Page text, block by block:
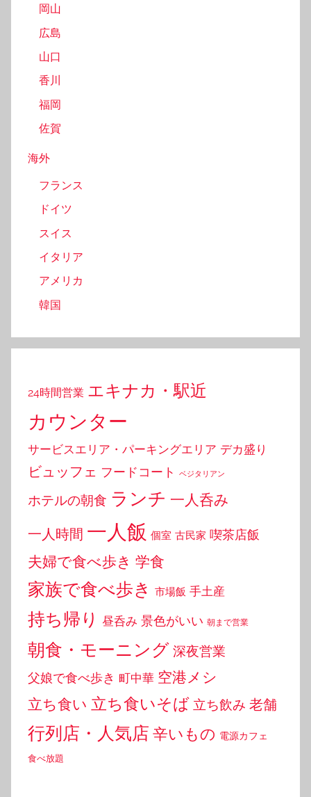
岡山
広島
山口
香川
福岡
佐賀
海外
フランス
ドイツ
スイス
イタリア
アメリカ
韓国
24時間営業 エキナカ・駅近
カウンター
サービスエリア・パーキングエリア デカ盛り
ビュッフェ フードコート ベジタリアン
ホテルの朝食 ランチ 一人呑み
一人時間 一人飯 個室 古民家 喫茶店飯
夫婦で食べ歩き 学食
家族で食べ歩き 市場飯 手土産
持ち帰り 昼呑み 景色がいい 朝まで営業
朝食・モーニング 深夜営業
父娘で食べ歩き 町中華 空港メシ
立ち食い 立ち食いそば 立ち飲み 老舗
行列店・人気店 辛いもの 電源カフェ
食べ放題